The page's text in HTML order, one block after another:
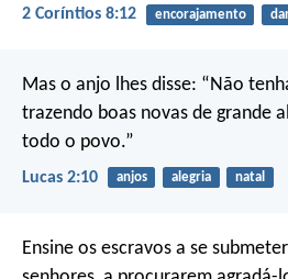
2 Coríntios 8:12 encorajamento
Mas o anjo lhes disse: “Não
trazendo boas novas de grande
todo o povo.”
Lucas 2:10 anjos alegria natal
Ensine os escravos a se